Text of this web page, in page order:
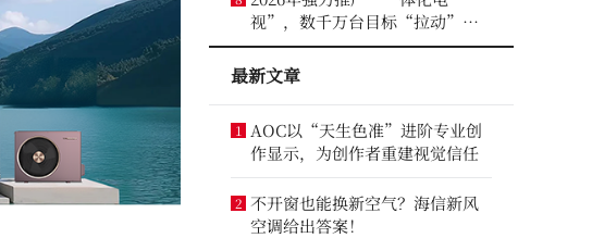
视”，数千万台目标“拉动”彩
电业？
最新文章
1
AOC以“天生色准”进阶专业创
作显示，为创作者重建视觉信任
2 不开窗也能换新空气？海信新风
空调给出答案！